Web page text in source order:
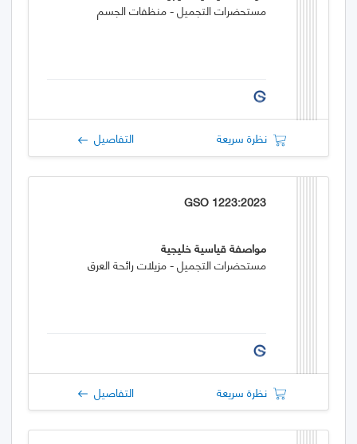
مستحضرات التجميل - منظفات الجسم
نظرة سريعة التفاصيل
GSO 1223:2023
مواصفة قياسية خليجية
مستحضرات التجميل - مزيلات رائحة العرق
نظرة سريعة التفاصيل